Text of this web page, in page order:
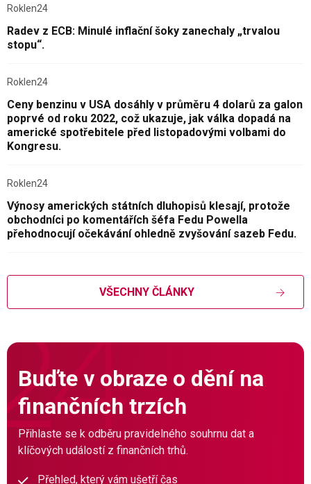
Roklen24
Radev z ECB: Minulé inflační šoky zanechaly „trvalou
stopu“.
Roklen24
Ceny benzinu v USA dosáhly v průměru 4 dolarů za galon
poprvé od roku 2022, což ukazuje, jak válka dopadá na
americké spotřebitele před listopadovými volbami do
Kongresu.
Roklen24
Výnosy amerických státních dluhopisů klesají, protože
obchodníci po komentářích šéfa Fedu Powella
přehodnocují očekávání ohledně zvyšování sazeb Fedu.
VŠECHNY ČLÁNKY
Buďte v obraze o dění na
finančních trzích
Přihlaste se k odběru pravidelného souhrnu dat a
klíčových událostí z finančních trhů.
Přehled, který vám ušetří čas